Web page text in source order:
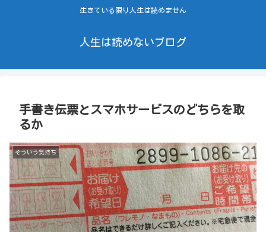
生きている限り人生は読めません
人生は読めないブログ
手書き伝票とスマホサービスのどちらを取
るか
そういう気持ち